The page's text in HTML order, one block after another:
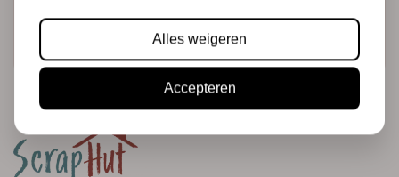
Alles weigeren
Accepteren